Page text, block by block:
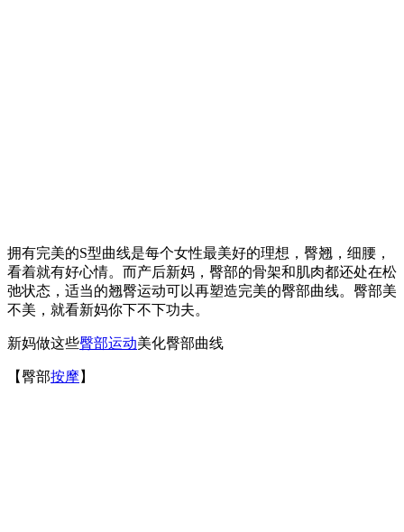
拥有完美的S型曲线是每个女性最美好的理想，臀翘，细腰，
看着就有好心情。而产后新妈，臀部的骨架和肌肉都还处在松
弛状态，适当的翘臀运动可以再塑造完美的臀部曲线。臀部美
不美，就看新妈你下不下功夫。
新妈做这些臀部运动美化臀部曲线
【臀部按摩】